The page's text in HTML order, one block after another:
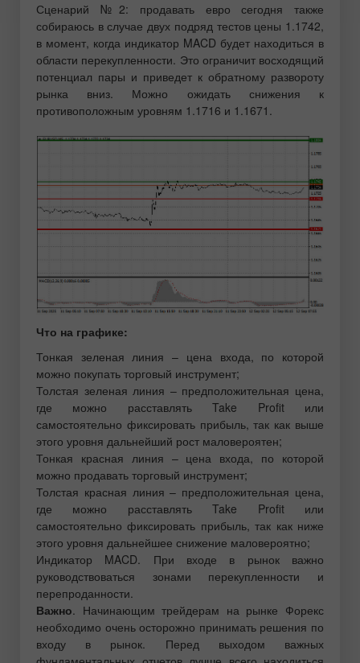
Сценарий №2: продавать евро сегодня также
собираюсь в случае двух подряд тестов цены 1.1742,
в момент, когда индикатор MACD будет находиться в
области перекупленности. Это ограничит восходящий
потенциал пары и приведет к обратному развороту
рынка вниз. Можно ожидать снижения к
противоположным уровням 1.1716 и 1.1671.
Что на графике:
Тонкая зеленая линия – цена входа, по которой
можно покупать торговый инструмент;
Толстая зеленая линия – предположительная цена,
где можно расставлять Take Profit или
самостоятельно фиксировать прибыль, так как выше
этого уровня дальнейший рост маловероятен;
Тонкая красная линия – цена входа, по которой
можно продавать торговый инструмент;
Толстая красная линия – предположительная цена,
где можно расставлять Take Profit или
самостоятельно фиксировать прибыль, так как ниже
этого уровня дальнейшее снижение маловероятно;
Индикатор MACD. При входе в рынок важно
руководствоваться зонами перекупленности и
перепроданности.
Важно. Начинающим трейдерам на рынке Форекс
необходимо очень осторожно принимать решения по
входу в рынок. Перед выходом важных